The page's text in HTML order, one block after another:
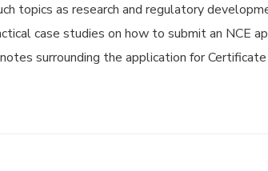
topics as research and regulatory
case studies on how to submit an NCE
surrounding the application for